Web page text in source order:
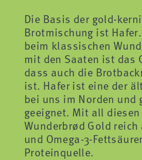
Die Basis der gold-
Brotmischung ist
beim klassischen
mit den Saaten ist das
dass auch die
ist. Hafer ist eine der
bei uns im Norden und
geeignet. Mit all
Wunderbrød Gold
und Omega-3-
Proteinquelle.